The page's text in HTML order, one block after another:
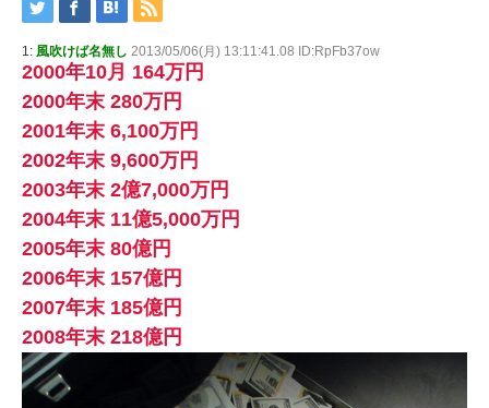
1: 風吹けば名無し 2013/05/06(月) 13:11:41.08 ID:RpFb37ow
2000年10月 164万円
2000年末 280万円
2001年末 6,100万円
2002年末 9,600万円
2003年末 2億7,000万円
2004年末 11億5,000万円
2005年末 80億円
2006年末 157億円
2007年末 185億円
2008年末 218億円